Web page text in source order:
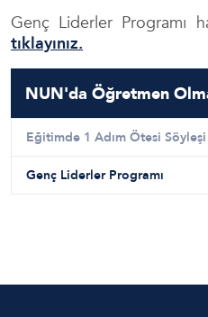
NUN'da Öğretmen
Eğitimde 1 Adım Ötesi
Genç Liderler Programı
Genç Liderler Programı
tıklayınız.